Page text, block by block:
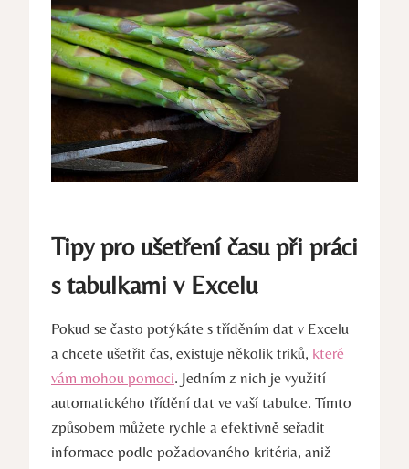
Tipy pro ušetření času při práci
s tabulkami v Excelu
Pokud se často potýkáte s tříděním dat v Excelu
a chcete ušetřit čas, existuje několik triků, které
vám mohou pomoci. Jedním z nich je využití
automatického třídění dat ve vaší tabulce. Tímto
způsobem můžete rychle a efektivně seřadit
informace podle požadovaného kritéria, aniž